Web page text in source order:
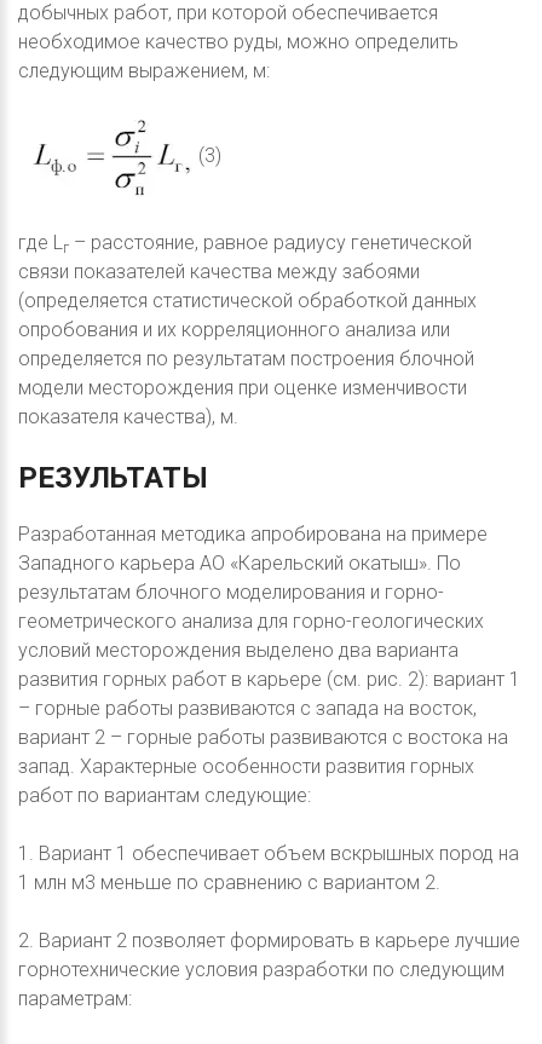
добычных работ, при которой обеспечивается
необходимое качество руды, можно определить
следующим выражением, м:
(3)
где Lг – расстояние, равное радиусу генетической
связи показателей качества между забоями
(определяется статистической обработкой данных
опробования и их корреляционного анализа или
определяется по результатам построения блочной
модели месторождения при оценке изменчивости
показателя качества), м.
РЕЗУЛЬТАТЫ
Разработанная методика апробирована на примере
Западного карьера АО «Карельский окатыш». По
результатам блочного моделирования и горно-
геометрического анализа для горно-геологических
условий месторождения выделено два варианта
развития горных работ в карьере (см. рис. 2): вариант 1
– горные работы развиваются с запада на восток,
вариант 2 – горные работы развиваются с востока на
запад. Характерные особенности развития горных
работ по вариантам следующие:
1. Вариант 1 обеспечивает объем вскрышных пород на
1 млн м3 меньше по сравнению с вариантом 2.
2. Вариант 2 позволяет формировать в карьере лучшие
горнотехнические условия разработки по следующим
параметрам: